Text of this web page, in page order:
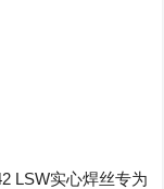
LSW实心焊丝专为